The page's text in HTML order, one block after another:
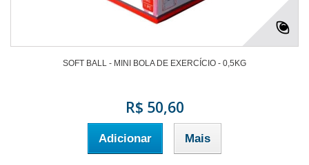
SOFT BALL - MINI BOLA DE EXERCÍCIO - 0,5KG
R$ 50,60
Adicionar Mais